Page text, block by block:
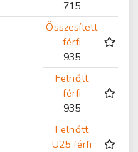
715
Összesített
férfi
935
Felnőtt
férfi
935
Felnőtt
U25 férfi